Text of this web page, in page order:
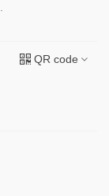
QR code